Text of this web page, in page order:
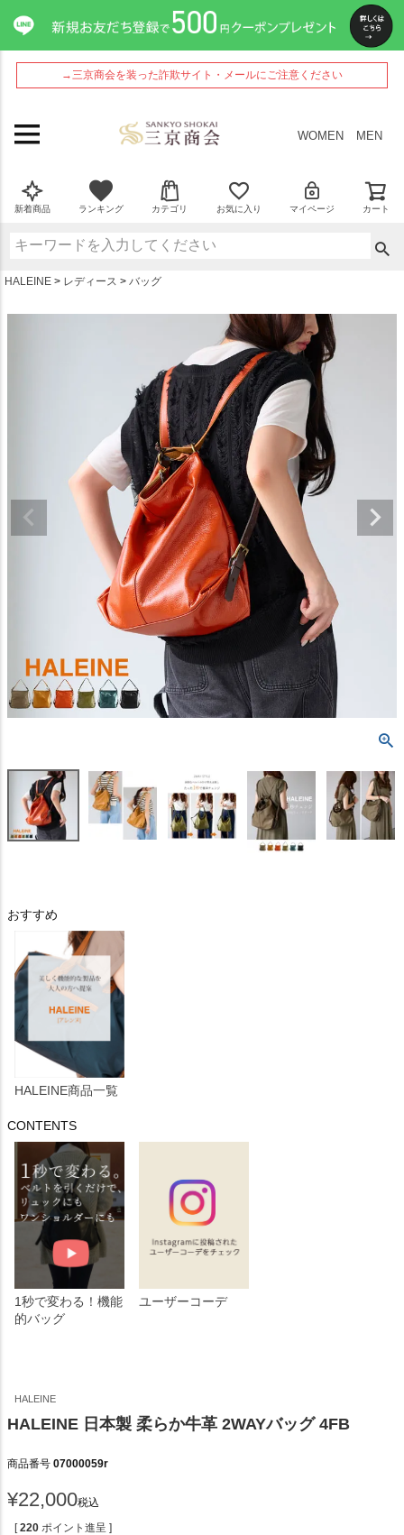
→三京商会を装った詐欺サイト・メールにご注意ください
WOMEN MEN
新着商品 ランキング カテゴリ お気に入り マイページ カート
HALEINE レディース バッグ
おすすめ
HALEINE商品一覧
CONTENTS
1秒で変わる！機能
的バッグ
ユーザーコーデ
HALEINE
HALEINE 日本製 柔らか牛革 2WAYバッグ 4FB
商品番号 07000059r
¥22,000税込
[ 220 ポイント進呈 ]
ペー
ジト
ップ
へ